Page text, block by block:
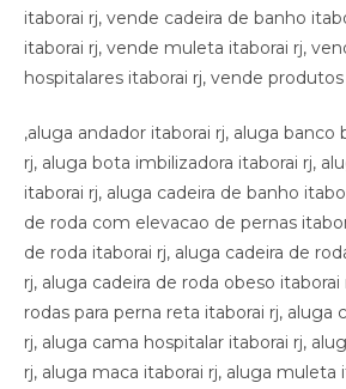
itaborai rj, vende cadeira de banho
itaborai rj, vende muleta itaborai rj,
hospitalares itaborai rj, vende
,aluga andador itaborai rj, aluga banco
rj, aluga bota imbilizadora itaborai rj,
itaborai rj, aluga cadeira de banho
de roda com elevacao de pernas
de roda itaborai rj, aluga cadeira de
rj, aluga cadeira de roda obeso itaborai
rodas para perna reta itaborai rj, aluga
rj, aluga cama hospitalar itaborai rj,
rj, aluga maca itaborai rj, aluga muleta